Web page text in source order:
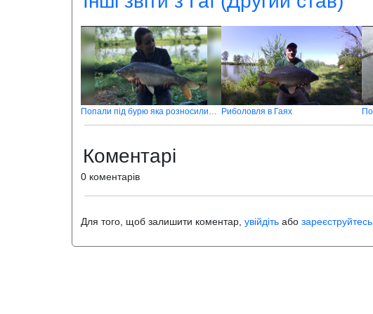
Попали під бурю яка розносилила усе довкола Риболовля в Гаях
Коментарі
0 коментарів
Для того, щоб залишити коментар, увійдіть або зареєструйтесь